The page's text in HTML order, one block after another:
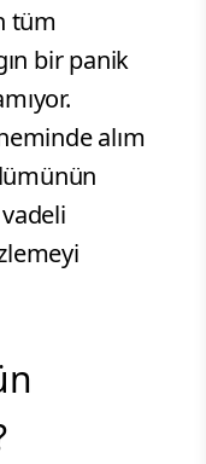
tüm
bir panik
alım